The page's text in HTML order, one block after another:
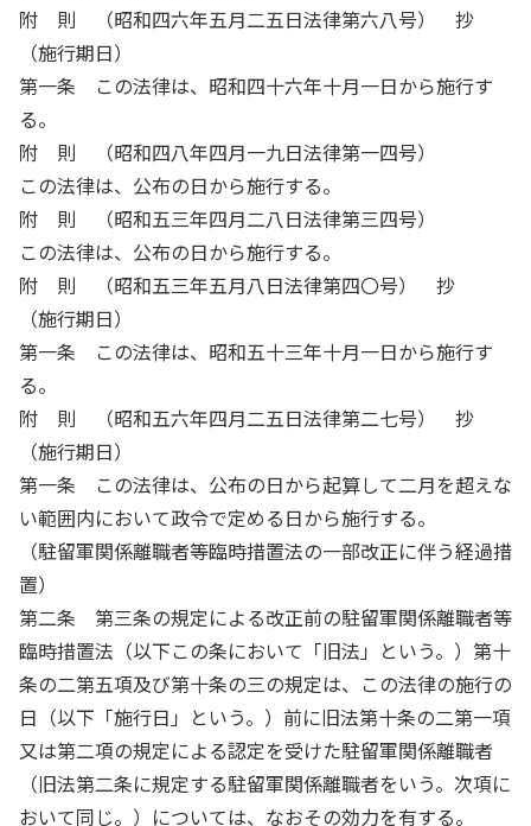
附 則 （昭和四六年五月二五日法律第六八号） 抄
（施行期日）
第一条 この法律は、昭和四十六年十月一日から施行す
る。
附 則 （昭和四八年四月一九日法律第一四号）
この法律は、公布の日から施行する。
附 則 （昭和五三年四月二八日法律第三四号）
この法律は、公布の日から施行する。
附 則 （昭和五三年五月八日法律第四〇号） 抄
（施行期日）
第一条 この法律は、昭和五十三年十月一日から施行す
る。
附 則 （昭和五六年四月二五日法律第二七号） 抄
（施行期日）
第一条 この法律は、公布の日から起算して二月を超えな
い範囲内において政令で定める日から施行する。
（駐留軍関係離職者等臨時措置法の一部改正に伴う経過措
置）
第二条 第三条の規定による改正前の駐留軍関係離職者等
臨時措置法（以下この条において「旧法」という。）第十
条の二第五項及び第十条の三の規定は、この法律の施行の
日（以下「施行日」という。）前に旧法第十条の二第一項
又は第二項の規定による認定を受けた駐留軍関係離職者
（旧法第二条に規定する駐留軍関係離職者をいう。次項に
おいて同じ。）については、なおその効力を有する。